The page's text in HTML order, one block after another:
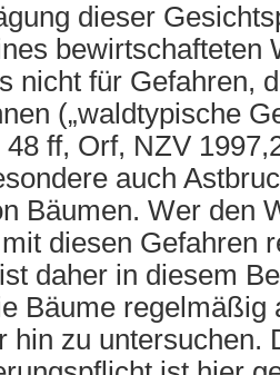
dieser
bewirtschafteten
nicht für Gefahren,
(„waldtypische
ff, Orf, NZV
auch
Bäumen. Wer den
diesen Gefahren
daher in diesem
Bäume regelmäßig
hin zu untersuchen.